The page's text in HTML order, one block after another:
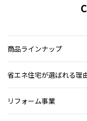
商品ラインナップ
省エネ住宅が選ばれる理
リフォーム事業